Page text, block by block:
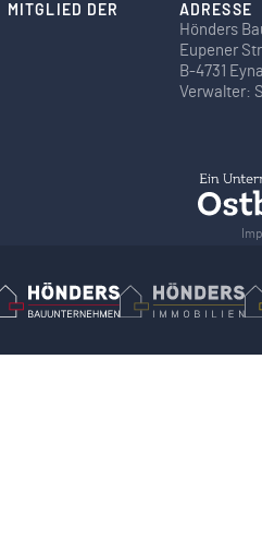
MITGLIED DER ADRESSE
Hönders
Eupener
B-4731
Verwalter:
Hönders